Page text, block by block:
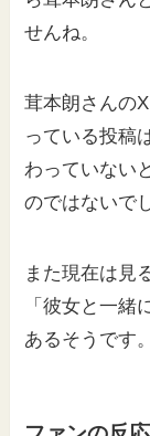
せんね。
茸本朗さんの
っている投稿
わっていない
のではないで
また現在は見
「彼女と一
あるそうです。